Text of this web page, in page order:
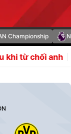
Championship
anh CHÍNH